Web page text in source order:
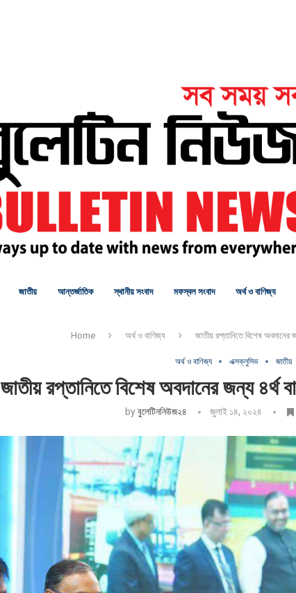
জাতীয় আন্তর্জাতিক স্থানীয় সংবাদ মফস্বল সংবাদ অর্থ ও বাণিজ্য
Home অর্থ ও বাণিজ্য জাতীয় রপ্তানিতে বিশেষ অবদানের
অর্থ ও বাণিজ্য এক্সক্লুসিভ জাতীয়
জাতীয় রপ্তানিতে বিশেষ অবদানের জন্য ৪র্থ
byবুলেটিননিউজ২৪ জুলাই ১৪, ২০২৪